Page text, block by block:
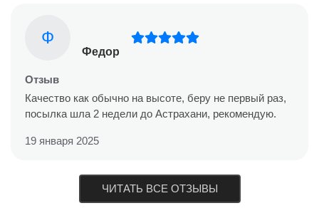
Ф
Федор
Отзыв
Качество как обычно на высоте, беру не первый раз,
посылка шла 2 недели до Астрахани, рекомендую.
19 января 2025
ЧИТАТЬ ВСЕ ОТЗЫВЫ